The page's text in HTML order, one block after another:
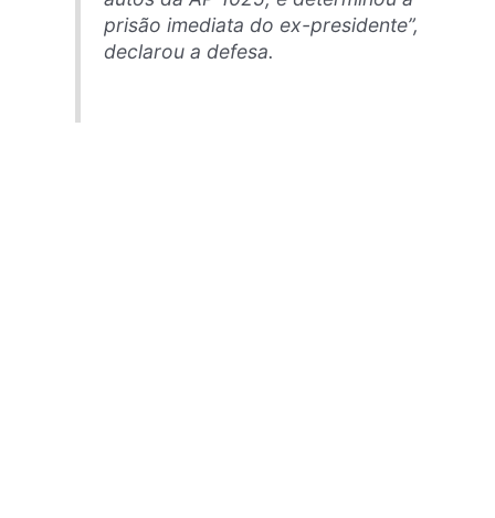
prisão imediata do ex-presidente”,
declarou a defesa.